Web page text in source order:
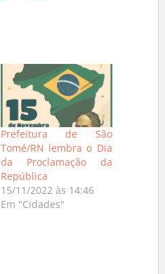
Prefeitura de São
Tomé/RN lembra o Dia
da Proclamação da
República
15/11/2022 às 14:46
Em "Cidades"